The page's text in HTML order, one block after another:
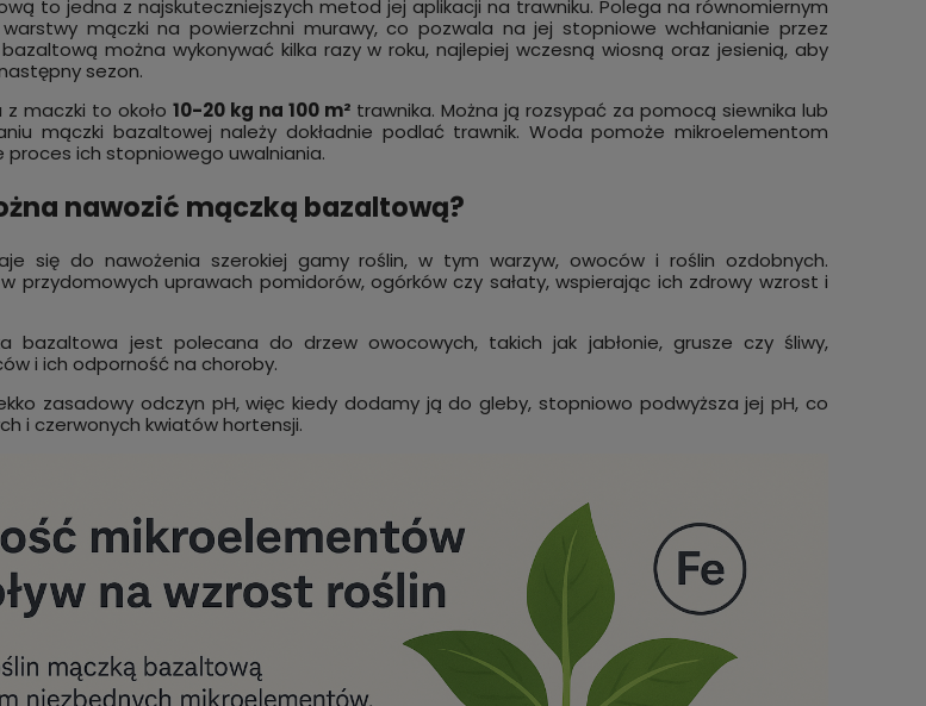
to jedna z najskuteczniejszych metod jej aplikacji na trawniku. Polega na równomiernym
mączki na powierzchni murawy, co pozwala na jej stopniowe wchłanianie przez
można wykonywać kilka razy w roku, najlepiej wczesną wiosną oraz jesienią, aby
sezon.
maczki to około 10-20 kg na 100 m² trawnika. Można ją rozsypać za pomocą siewnika lub
mączki bazaltowej należy dokładnie podlać trawnik. Woda pomoże mikroelementom
proces ich stopniowego uwalniania.
nawozić mączką bazaltową?
się do nawożenia szerokiej gamy roślin, w tym warzyw, owoców i roślin ozdobnych.
przydomowych uprawach pomidorów, ogórków czy sałaty, wspierając ich zdrowy wzrost i
bazaltowa jest polecana do drzew owocowych, takich jak jabłonie, grusze czy śliwy,
i ich odporność na choroby.
zasadowy odczyn pH, więc kiedy dodamy ją do gleby, stopniowo podwyższa jej pH, co
i czerwonych kwiatów hortensji.